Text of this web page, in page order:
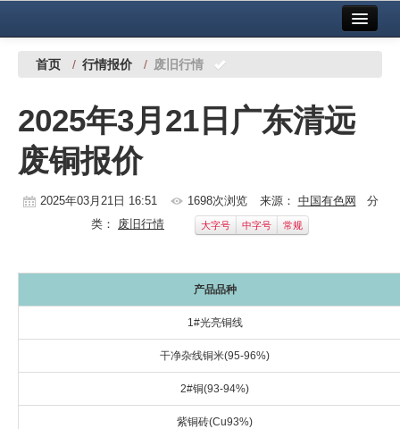
中国有色金属报社主办 广告服务
铜镍铅锌
铝
稀有稀土
科技
首页 / 行情报价 / 废旧行情
2025年3月21日广东清远
废铜报价
2025年03月21日 16:51 1698次浏览 来源： 中国有色网 分
类： 废旧行情 大字号 中字号 常规
产品品种
1#光亮铜线
干净杂线铜米(95-96%)
2#铜(93-94%)
紫铜砖(Cu93%)